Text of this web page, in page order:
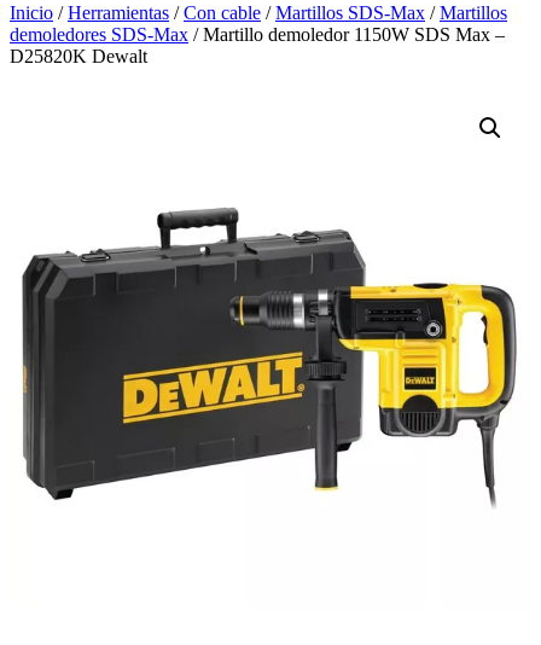
Inicio /Herramientas /Con cable /Martillos SDS-Max /Martillos
demoledores SDS-Max / Martillo demoledor 1150W SDS Max –
D25820K Dewalt